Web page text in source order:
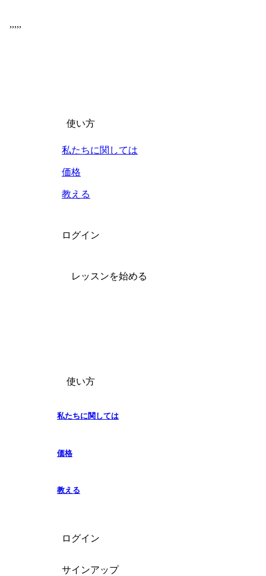
,,,,,
使い方
私たちに関しては
価格
教える
ログイン
レッスンを始める
使い方
私たちに関しては
価格
教える
ログイン
サインアップ